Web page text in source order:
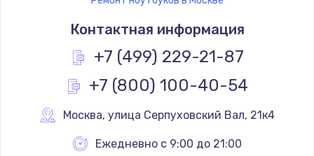
Замена северного моста
1950 руб.
Заказать
Ремонт цепей питания
Контактная информация
+7 (499) 229-21-87
+7 (800) 100-40-54
Москва, улица Серпуховский Вал, 21к4
Ежедневно с 9:00 до 21:00